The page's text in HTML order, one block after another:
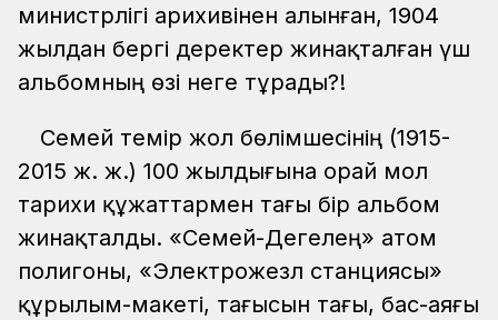
министрлігі арихивінен алынған, 1904
жылдан бергі деректер жинақталған үш
альбомның өзі неге тұрады?!
Семей темір жол бөлімшесінің (1915-
2015 ж. ж.) 100 жылдығына орай мол
тарихи құжаттармен тағы бір альбом
жинақталды. «Семей-Дегелең» атом
полигоны, «Электрожезл станциясы»
құрылым-макеті, тағысын тағы, бас-аяғы